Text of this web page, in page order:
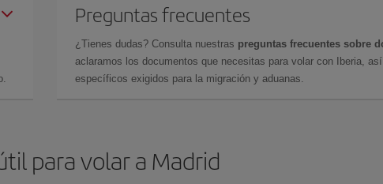
Preguntas frecuentes
¿Tienes dudas? Consulta nuestras preguntas frecuentes sobre
aclaramos los documentos que necesitas para volar con Iberia,
específicos exigidos para la migración y aduanas.
para volar a Madrid